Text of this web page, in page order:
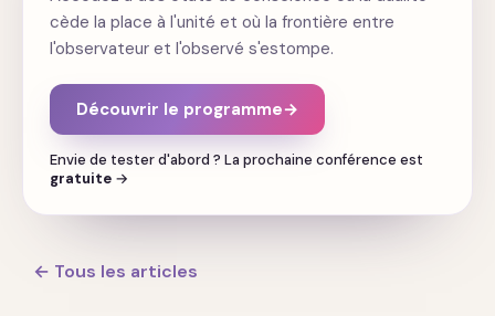
cède la place à l'unité et où la frontière entre
l'observateur et l'observé s'estompe.
Découvrir le programme→
Envie de tester d'abord ? La prochaine conférence est
gratuite →
← Tous les articles